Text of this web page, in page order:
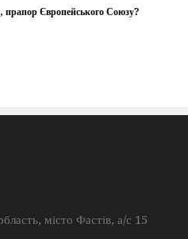
Європейського Союзу?
місто Фастів, а/с 15